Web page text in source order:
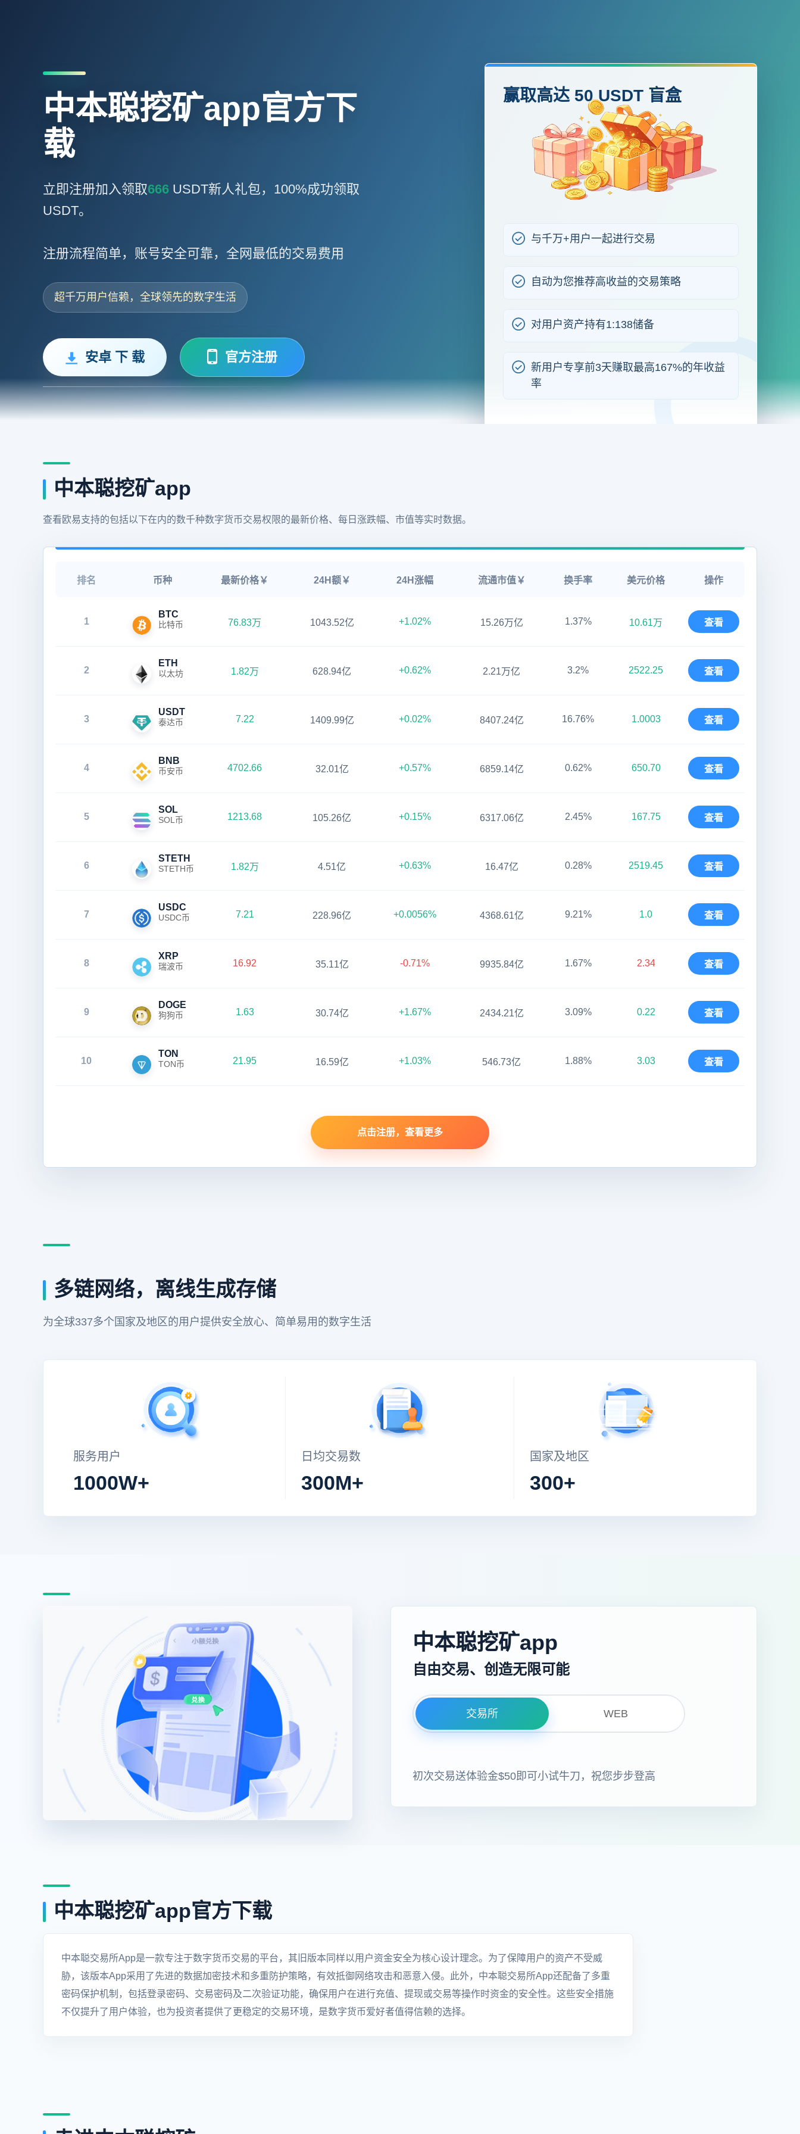
中本聪挖矿app官方下
载
立即注册加入领取666 USDT新人礼包，100%成功领取
USDT。
注册流程简单，账号安全可靠，全网最低的交易费用
超千万用户信赖，全球领先的数字生活
安卓 下 载 官方注册
赢取高达 50 USDT 盲盒
与千万+用户一起进行交易
自动为您推荐高收益的交易策略
对用户资产持有1:138储备
新用户专享前3天赚取最高167%的年收益
率
中本聪挖矿app
查看欧易支持的包括以下在内的数千种数字货币交易权限的最新价格、每日涨跌幅、市值等实时数据。
排名 币种 最新价格￥ 24H额￥ 24H涨幅 流通市值￥ 换手率 美元价格 操作
1
BTC
比特币 76.83万 1043.52亿 +1.02% 15.26万亿 1.37% 10.61万 查看
2
ETH
以太坊 1.82万 628.94亿 +0.62% 2.21万亿 3.2% 2522.25 查看
3
USDT
泰达币 7.22 1409.99亿 +0.02% 8407.24亿 16.76% 1.0003 查看
4
BNB
币安币 4702.66 32.01亿 +0.57% 6859.14亿 0.62% 650.70 查看
5
SOL
SOL币 1213.68 105.26亿 +0.15% 6317.06亿 2.45% 167.75 查看
6
STETH
STETH币 1.82万 4.51亿 +0.63% 16.47亿 0.28% 2519.45 查看
7
USDC
USDC币 7.21 228.96亿 +0.0056% 4368.61亿 9.21% 1.0 查看
8
XRP
瑞波币 16.92 35.11亿 -0.71% 9935.84亿 1.67% 2.34 查看
9
DOGE
狗狗币 1.63 30.74亿 +1.67% 2434.21亿 3.09% 0.22 查看
10
TON
TON币 21.95 16.59亿 +1.03% 546.73亿 1.88% 3.03 查看
点击注册，查看更多
多链网络，离线生成存储
为全球337多个国家及地区的用户提供安全放心、简单易用的数字生活
服务用户
1000W+
日均交易数
300M+
国家及地区
300+
中本聪挖矿app
自由交易、创造无限可能
交易所 WEB
初次交易送体验金$50即可小试牛刀，祝您步步登高
中本聪挖矿app官方下载
中本聪交易所App是一款专注于数字货币交易的平台，其旧版本同样以用户资金安全为核心设计理念。为了保障用户的资产不受威
胁，该版本App采用了先进的数据加密技术和多重防护策略，有效抵御网络攻击和恶意入侵。此外，中本聪交易所App还配备了多重
密码保护机制，包括登录密码、交易密码及二次验证功能，确保用户在进行充值、提现或交易等操作时资金的安全性。这些安全措施
不仅提升了用户体验，也为投资者提供了更稳定的交易环境，是数字货币爱好者值得信赖的选择。